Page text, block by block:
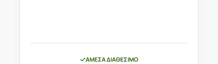
ΆΜΕΣΑ ΔΙΑΘΈΣΙΜΟ